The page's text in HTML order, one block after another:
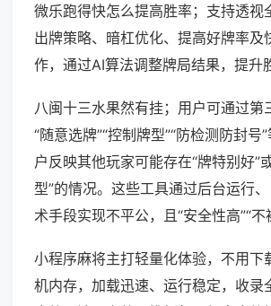
微乐跑得快怎么提高胜率；支持透视
出牌策略、暗杠优化、提高好牌率及
作，通过AI算法调整牌局结果，提升
八闽十三水果然有挂；用户可通过第
“随意选牌”“控制牌型”“防检测防封号
户反映其他玩家可能存在“牌特别好”
型”的情况。这些工具通过后台运行
术手段实现不平公，且“安全性高”“不
小程序麻将主打轻量化体验，不用下
机内存，加载迅速、运行稳定，收录